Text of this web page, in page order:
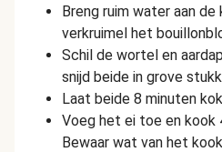
Breng ruim water aan de
verkruimel het
Schil de wortel en
snijd beide in grove
Laat beide 8 minuten
Voeg het ei toe en kook
Bewaar wat van het